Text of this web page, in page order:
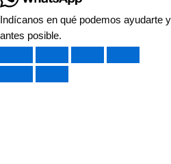
Indícanos en qué podemos ayudarte
antes posible.